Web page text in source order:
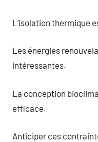
L’isolation thermique
Les énergies
intéressantes.
La conception
efficace.
Anticiper ces